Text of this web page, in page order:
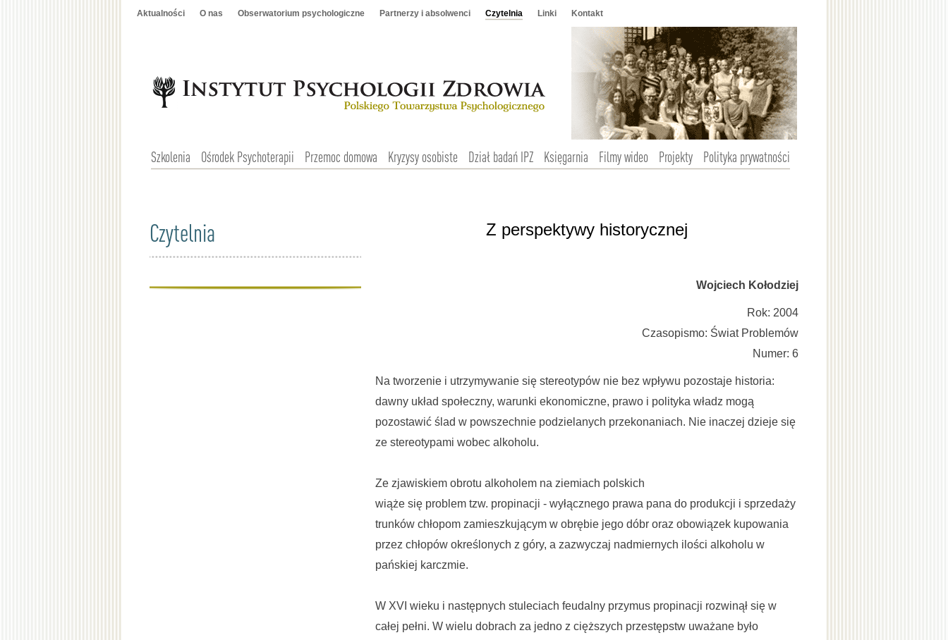
Aktualności O nas Obserwatorium psychologiczne Partnerzy i absolwenci Czytelnia Linki Kontakt
Szkolenia Ośrodek Psychoterapii Przemoc domowa Kryzysy osobiste Dział badań IPZ Księgarnia Filmy wideo Projekty Polityka prywatności
Czytelnia Z perspektywy historycznej
Wojciech Kołodziej
Rok: 2004
Czasopismo: Świat Problemów
Numer: 6
Na tworzenie i utrzymywanie się stereotypów nie bez wpływu pozostaje historia:
dawny układ społeczny, warunki ekonomiczne, prawo i polityka władz mogą
pozostawić ślad w powszechnie podzielanych przekonaniach. Nie inaczej dzieje się
ze stereotypami wobec alkoholu.
Ze zjawiskiem obrotu alkoholem na ziemiach polskich
wiąże się problem tzw. propinacji - wyłącznego prawa pana do produkcji i sprzedaży
trunków chłopom zamieszkującym w obrębie jego dóbr oraz obowiązek kupowania
przez chłopów określonych z góry, a zazwyczaj nadmiernych ilości alkoholu w
pańskiej karczmie.
W XVI wieku i następnych stuleciach feudalny przymus propinacji rozwinął się w
całej pełni. W wielu dobrach za jedno z cięższych przestępstw uważane było